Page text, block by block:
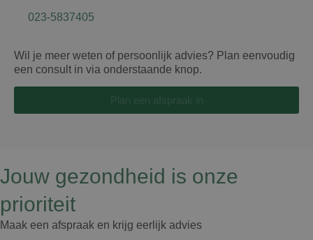
023-5837405
Wil je meer weten of persoonlijk advies? Plan eenvoudig
een consult in via onderstaande knop.
Jouw gezondheid is onze
prioriteit
Maak een afspraak en krijg eerlijk advies